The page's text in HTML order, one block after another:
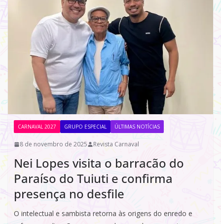
CARNAVAL 2027 GRUPO ESPECIAL ÚLTIMAS NOTÍCIAS
8 de novembro de 2025 Revista Carnaval
Nei Lopes visita o barracão do
Paraíso do Tuiuti e confirma
presença no desfile
O intelectual e sambista retorna às origens do enredo e